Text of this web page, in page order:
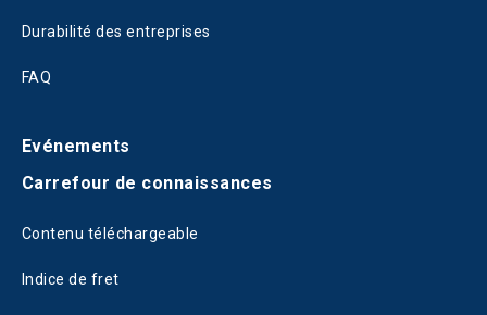
Durabilité des entreprises
FAQ
Evénements
Carrefour de connaissances
Contenu téléchargeable
Indice de fret